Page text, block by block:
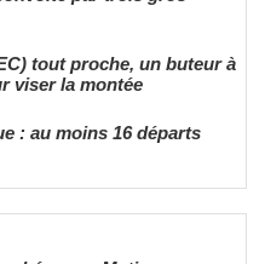
tout proche, un buteur à
viser la montée
: au moins 16 départs